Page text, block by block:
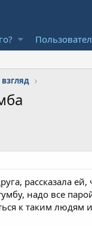
рассказала
надо все
к таким людям